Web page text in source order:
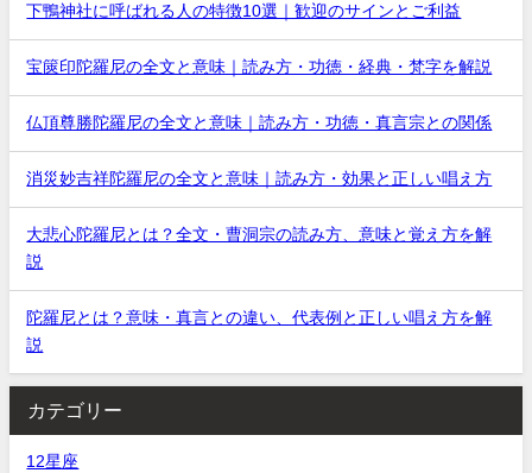
下鴨神社に呼ばれる人の特徴10選｜歓迎のサインとご利益
宝篋印陀羅尼の全文と意味｜読み方・功徳・経典・梵字を解説
仏頂尊勝陀羅尼の全文と意味｜読み方・功徳・真言宗との関係
消災妙吉祥陀羅尼の全文と意味｜読み方・効果と正しい唱え方
大悲心陀羅尼とは？全文・曹洞宗の読み方、意味と覚え方を解
説
陀羅尼とは？意味・真言との違い、代表例と正しい唱え方を解
説
カテゴリー
12星座